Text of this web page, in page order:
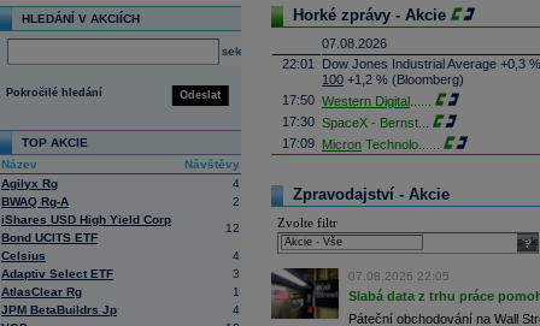
HLEDÁNÍ V AKCIÍCH
select
Odeslat
Pokročilé hledání
TOP AKCIE
Název
Návštěvy
Agilyx Rg
4
BWAQ Rg-A
2
iShares USD High Yield Corp
Bond UCITS ETF
12
Celsius
4
Adaptiv Select ETF
3
AtlasClear Rg
1
JPM BetaBuildrs Jp
4
Horké zprávy - Akcie
07.08.2026
22:01
Dow Jones Industrial Average +0,3
100 +1,2 % (Bloomberg)
17:50 Western Digital
17:30 SpaceX - Bernst
17:09 Micron Technolo
16:26
Objem obchodů s akciemi na
obchodů za poslední rok je 0,665
16:23 Zvýšení výroby balistických střel
nějakou dobu potrvá. Agentuře
Armin Papperger. Společná výroba
doplnit arzenál Spojeným státům,
(ČTK)
16:07 Conocophillips
Zpravodajství - Akcie
Zvolte filtr
07.08.2026 22:05
Slabá data z trhu práce
Páteční obchodování na Wall